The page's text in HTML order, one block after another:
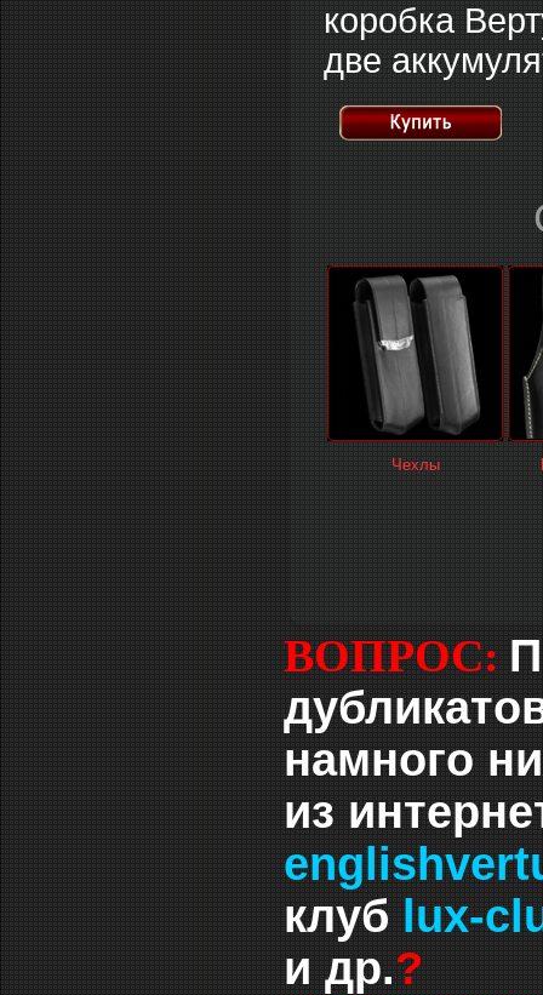
коробка
две
Чехлы
ВОПРОС:
намного
из
клуб lux-
и др.?